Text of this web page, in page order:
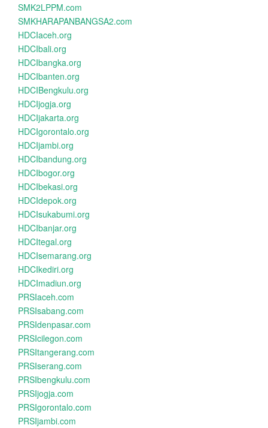
SMK2LPPM.com
SMKHARAPANBANGSA2.com
HDCIaceh.org
HDCIbali.org
HDCIbangka.org
HDCIbanten.org
HDCIBengkulu.org
HDCIjogja.org
HDCIjakarta.org
HDCIgorontalo.org
HDCIjambi.org
HDCIbandung.org
HDCIbogor.org
HDCIbekasi.org
HDCIdepok.org
HDCIsukabumi.org
HDCIbanjar.org
HDCItegal.org
HDCIsemarang.org
HDCIkediri.org
HDCImadiun.org
PRSIaceh.com
PRSIsabang.com
PRSIdenpasar.com
PRSIcilegon.com
PRSItangerang.com
PRSIserang.com
PRSIbengkulu.com
PRSIjogja.com
PRSIgorontalo.com
PRSIjambi.com